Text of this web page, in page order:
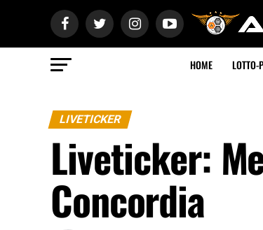
HOME LOTTO-
LIVETICKER
Liveticker:
Concordia